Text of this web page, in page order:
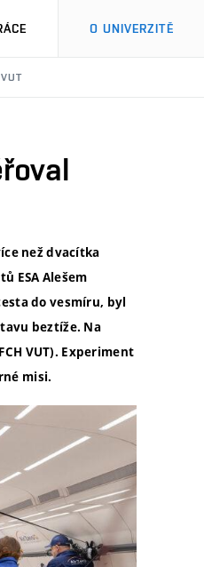
O UNIVERZITĚ
než dvacítka
ESA Alešem
do vesmíru, byl
beztíže. Na
VUT). Experiment
misi.